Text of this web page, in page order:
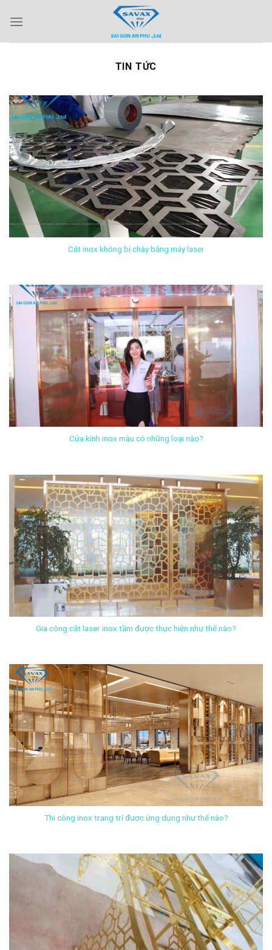
TIN TỨC
Cắt inox không bị cháy bằng máy laser
Cửa kính inox màu có những loại nào?
Gia công cắt laser inox tầm được thực hiện như thế nào?
Thi công inox trang trí được ứng dụng như thế nào?